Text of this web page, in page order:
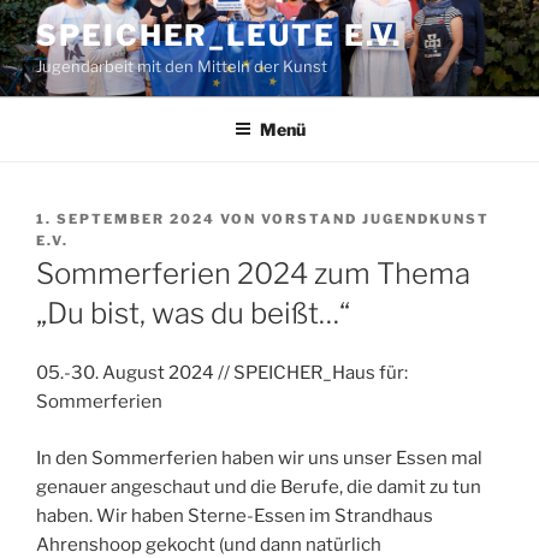
Zum
Inhalt
springen
SPEICHER_LEUTE E.V.
Jugendarbeit mit den Mitteln der Kunst
Menü
VERÖFFENTLICHT
AM
1. SEPTEMBER 2024 VON VORSTAND JUGENDKUNST
E.V.
Sommerferien 2024 zum Thema
„Du bist, was du beißt…“
05.-30. August 2024 // SPEICHER_Haus für:
Sommerferien
In den Sommerferien haben wir uns unser Essen mal
genauer angeschaut und die Berufe, die damit zu tun
haben. Wir haben Sterne-Essen im Strandhaus
Ahrenshoop gekocht (und dann natürlich